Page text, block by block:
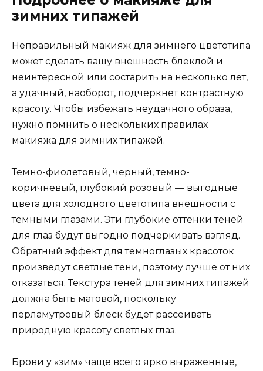
зимних типажей
Неправильный макияж для зимнего цветотипа
может сделать вашу внешность блеклой и
неинтересной или состарить на несколько лет,
а удачный, наоборот, подчеркнет контрастную
красоту. Чтобы избежать неудачного образа,
нужно помнить о нескольких правилах
макияжа для зимних типажей.
Темно-фиолетовый, черный, темно-
коричневый, глубокий розовый — выгодные
цвета для холодного цветотипа внешности с
темными глазами. Эти глубокие оттенки теней
для глаз будут выгодно подчеркивать взгляд.
Обратный эффект для темноглазых красоток
произведут светлые тени, поэтому лучше от них
отказаться. Текстура теней для зимних типажей
должна быть матовой, поскольку
перламутровый блеск будет рассеивать
природную красоту светлых глаз.
Брови у «зим» чаще всего ярко выраженные,